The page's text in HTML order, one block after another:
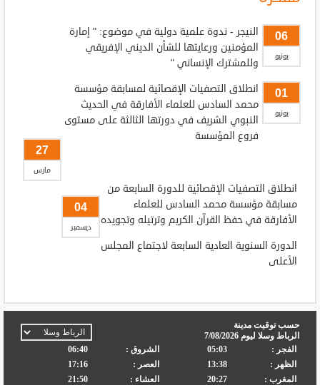
06
يونيو
النيجر - ندوة علمية دولية في موضوع: " إمارة
المؤمنين ورعايتها للشأن الديني الإفريقي
وللمشترك الإنساني "
01
يونيو
انطلاق التصفيات الإقصائية لمسابقة مؤسسة
محمد السادس للعلماء الأفارقة في الحديث
النبوي الشريف في دورتها الثالثة على مستوى
فروع المؤسسة
27
مارس
انطلاق التصفيات الإقصائية للدورة السابعة من
مسابقة مؤسسة محمد السادس للعلماء
الأفارقة في حفظ القرآن الكريم وترتيله وتجويده
04
ديسمبر
الدورة السنوية العادية السابعة لاجتماع المجلس
الأعلى